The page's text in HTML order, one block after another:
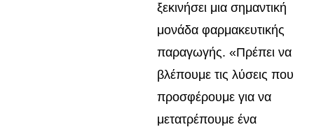
ξεκινήσει μια σημαντική
μονάδα φαρμακευτικής
παραγωγής. «Πρέπει να
βλέπουμε τις λύσεις που
προσφέρουμε για να
μετατρέπουμε ένα